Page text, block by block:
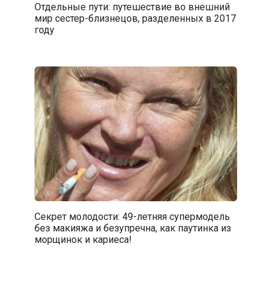
Отдельные пути: путешествие во внешний
мир сестер-близнецов, разделенных в 2017
году
Секрет молодости: 49-летняя супермодель
без макияжа и безупречна, как паутинка из
морщинок и кариеса!